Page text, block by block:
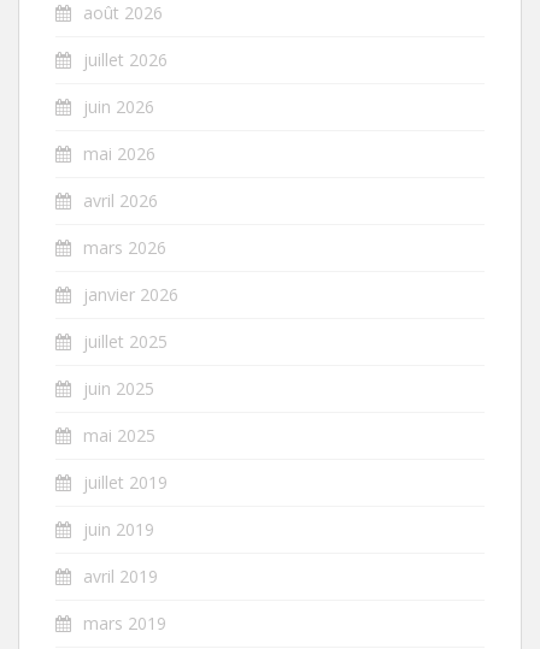
août 2026
juillet 2026
juin 2026
mai 2026
avril 2026
mars 2026
janvier 2026
juillet 2025
juin 2025
mai 2025
juillet 2019
juin 2019
avril 2019
mars 2019